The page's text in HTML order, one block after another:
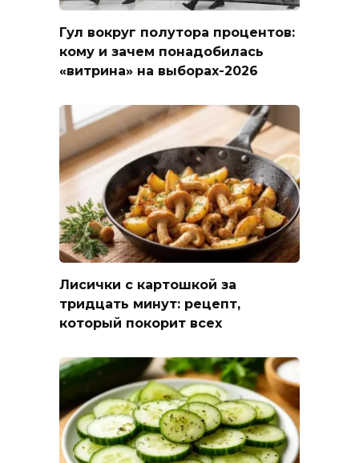
Гул вокруг полутора процентов:
кому и зачем понадобилась
«витрина» на выборах-2026
Лисички с картошкой за
тридцать минут: рецепт,
который покорит всех